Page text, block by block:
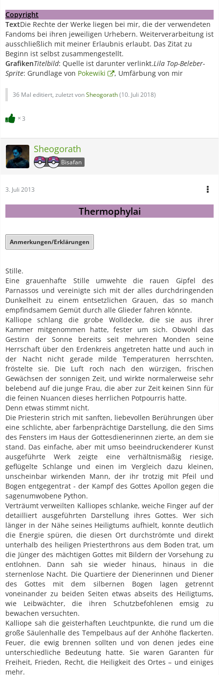
Copyright
TextDie Rechte der Werke liegen bei mir, die der verwendeten
Fandoms bei ihren jeweiligen Urhebern. Weiterverarbeitung ist
ausschließlich mit meiner Erlaubnis erlaubt. Das Zitat zu
Beginn ist selbst zusammengestellt.
GrafikenTitelbild: Quelle ist darunter verlinkt.Lila Top-Beleber-
Sprite: Grundlage von Pokewiki , Umfärbung von mir
36 Mal editiert, zuletzt vonSheogorath(10. Juli 2018)
3
Sheogorath
Bisafan
3. Juli 2013
Thermophylai
Anmerkungen/Erklärungen
Stille.
Eine grauenhafte Stille umwehte die rauen Gipfel des
Parnassos und vereinigte sich mit der alles durchdringenden
Dunkelheit zu einem entsetzlichen Grauen, das so manch
empfindsamem Gemüt durch alle Glieder fahren könnte.
Kalliope schlang die grobe Wolldecke, die sie aus ihrer
Kammer mitgenommen hatte, fester um sich. Obwohl das
Gestirn der Sonne bereits seit mehreren Monden seine
Herrschaft über den Erdenkreis angetreten hatte und auch in
der Nacht nicht gerade milde Temperaturen herrschten,
fröstelte sie. Die Luft roch nach den würzigen, frischen
Gewächsen der sonnigen Zeit, und wirkte normalerweise sehr
belebend auf die junge Frau, die aber zur Zeit keinen Sinn für
die feinen Nuancen dieses herrlichen Potpourris hatte.
Denn etwas stimmt nicht.
Die Priesterin strich mit sanften, liebevollen Berührungen über
eine schlichte, aber farbenprächtige Darstellung, die den Sims
des Fensters im Haus der Gottesdienerinnen zierte, an dem sie
stand. Das einfache, aber mit umso beeindruckenderer Kunst
ausgeführte Werk zeigte eine verhältnismäßig riesige,
geflügelte Schlange und einen im Vergleich dazu kleinen,
unscheinbar wirkenden Mann, der ihr trotzig mit Pfeil und
Bogen entgegentrat - der Kampf des Gottes Apollon gegen die
sagenumwobene Python.
Verträumt verweilten Kalliopes schlanke, weiche Finger auf der
detailliert ausgeführten Darstellung ihres Gottes. Wer sich
länger in der Nähe seines Heiligtums aufhielt, konnte deutlich
die Energie spüren, die diesen Ort durchströmte und direkt
unterhalb des heiligen Priesterthrons aus dem Boden trat, um
die Jünger des mächtigen Gottes mit Bildern der Vorsehung zu
entlohnen. Dann sah sie wieder hinaus, hinaus in die
sternenlose Nacht. Die Quartiere der Dienerinnen und Diener
des Gottes mit dem silbernen Bogen lagen getrennt
voneinander zu beiden Seiten etwas abseits des Heiligtums,
wie Leibwächter, die ihren Schutzbefohlenen emsig zu
bewachen versuchten.
Kalliope sah die geisterhaften Leuchtpunkte, die rund um die
große Säulenhalle des Tempelbaus auf der Anhöhe flackerten.
Feuer, die ewig brennen sollten und von denen jedes eine
unterschiedliche Bedeutung hatte. Sie waren Garanten für
Freiheit, Frieden, Recht, die Heiligkeit des Ortes – und einiges
mehr.